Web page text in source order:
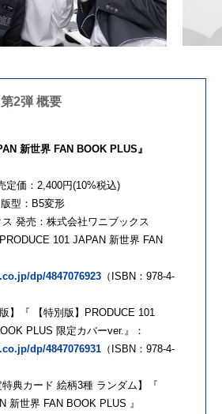
2弾 概要
新世界 FAN BOOK PLUS』
定価：2,400円(10%税込)
型：B5変形
発売：株式会社ワニブックス
101 JAPAN 新世界 FAN
dp/4847076923 （ISBN：978-4-
】『 【特別版】PRODUCE 101
PLUS 限定カバーver.』：
dp/4847076931 （ISBN：978-4-
特典カード 絵柄3種 ランダム】『
新世界 FAN BOOK PLUS 』